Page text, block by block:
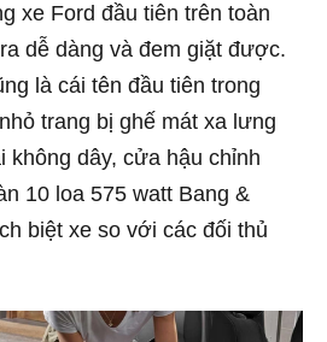
xe Ford đầu tiên trên toàn
dễ dàng và đem giặt được.
là cái tên đầu tiên trong
trang bị ghế mát xa lưng
không dây, cửa hậu chỉnh
10 loa 575 watt Bang &
biệt xe so với các đối thủ